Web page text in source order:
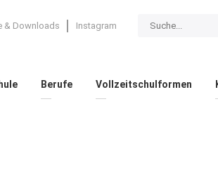
& Downloads Instagram
Berufe Vollzeitschulformen